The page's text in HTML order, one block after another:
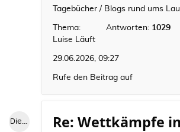
Tagebücher / Blogs rund ums
Thema:
Luise Läuft
Antworten: 1029
29.06.2026, 09:27
Rufe den Beitrag auf
Die blaue Luise
Re: Wettkämpfe in